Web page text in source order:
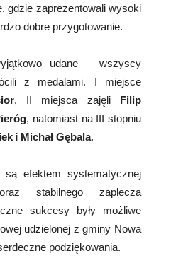
gdzie zaprezentowali wysoki
dobre przygotowanie.
udane – wszyscy
z medalami. I miejsce
, II miejsca zajęli Filip
, natomiast na III stopniu
i Michał Gębala.
są efektem systematycznej
stabilnego zaplecza
sukcesy były możliwe
udzielonej z gminy Nowa
podziękowania.